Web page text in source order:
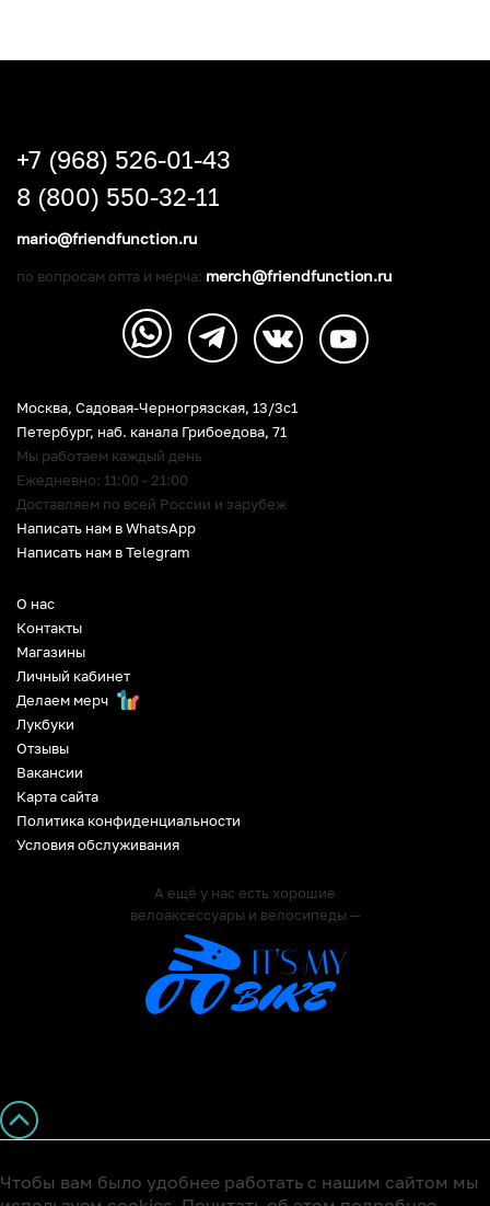
О нас
Контакты
Магазины
Личный кабинет
Делаем мерч
Лукбуки
Отзывы
Вакансии
Карта сайта
Политика конфиденциальности
Условия обслуживания
А ещё у нас есть хорошие
велоаксессуары и велосипеды —
Москва, Садовая-Черногрязская, 13/3c1
Петербург, наб. канала Грибоедова, 71
Мы работаем каждый день
Ежедневно: 11:00 - 21:00
Доставляем по всей России и зарубеж
Написать нам в WhatsApp
Написать нам в Telegram
+7 (968) 526-01-43
8 (800) 550-32-11
mario@friendfunction.ru
по вопросам опта и мерча: merch@friendfunction.ru
Чтобы вам было удобнее работать с нашим сайтом мы